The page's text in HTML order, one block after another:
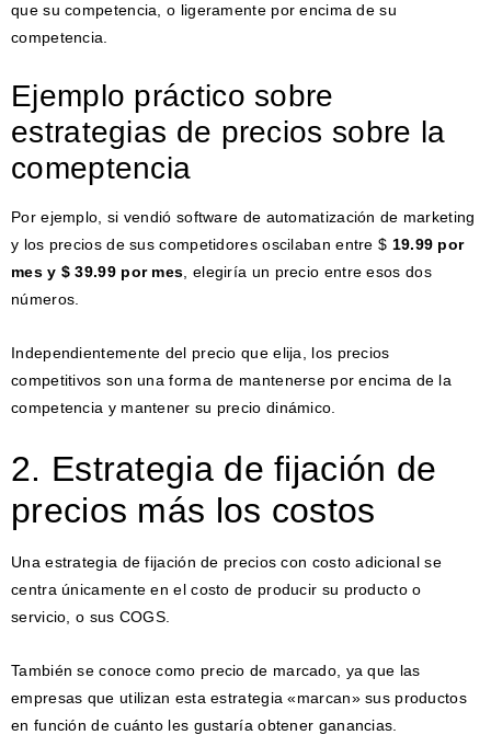
que su competencia, o ligeramente por encima de su
competencia.
Ejemplo práctico sobre
estrategias de precios sobre la
comeptencia
Por ejemplo, si vendió software de automatización de marketing
y los precios de sus competidores oscilaban entre $ 19.99 por
mes y $ 39.99 por mes , elegiría un precio entre esos dos
números.
Independientemente del precio que elija, los precios
competitivos son una forma de mantenerse por encima de la
competencia y mantener su precio dinámico.
2. Estrategia de fijación de
precios más los costos
Una estrategia de fijación de precios con costo adicional se
centra únicamente en el costo de producir su producto o
servicio, o sus COGS.
También se conoce como precio de marcado, ya que las
empresas que utilizan esta estrategia «marcan» sus productos
en función de cuánto les gustaría obtener ganancias.